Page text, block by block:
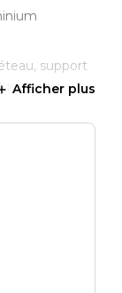
support
encore
de la
Afficher plus